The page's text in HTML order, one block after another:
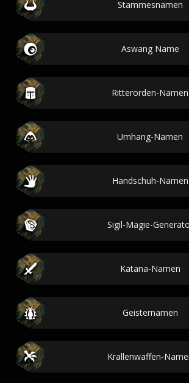
Stammesnamen
Aswang Name
Ritterorden-Namen
Umhang-Namen
Handschuh-Namen
Sigil-Magie-
Katana-Namen
Geisternamen
Krallenwaffen-